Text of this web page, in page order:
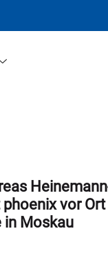
vor
in Moskau